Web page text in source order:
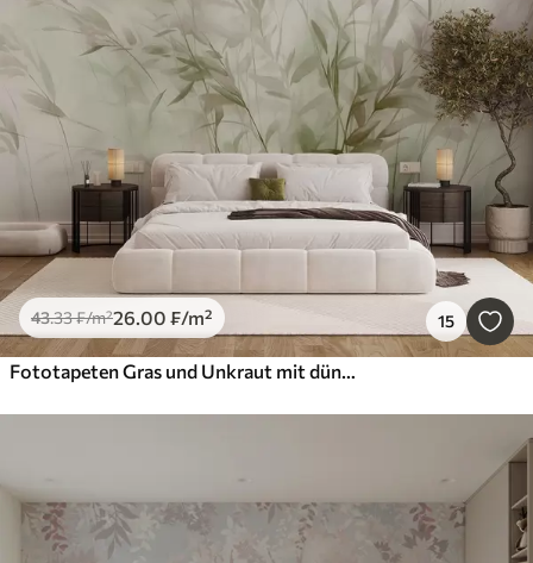
43.33₣/m²26.00 ₣/m² 15
Fototapeten Gras und Unkraut mit dünnen Blättern und Stängeln, hellgrüne und braune Farben, weiche und zarte Pinselstriche, minimalistischer Druck